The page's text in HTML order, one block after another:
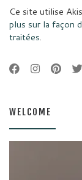
Ce site utilise
plus sur la façon
traitées.
WELCOME